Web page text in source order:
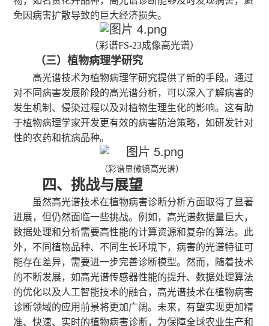
免因病害扩散导致的巨大经济损失。
（彩谱FS-23成像高光谱）
（三）植物病理学研究
高光谱技术为植物病理学研究提供了新的手段。通过
对不同病害发展阶段的高光谱分析，可以深入了解病害的
发生机制、侵染过程以及对植物生理生化的影响。这有助
于植物病理学家开发更有效的病害防治策略，如研发针对
性的农药和抗病品种。
（彩谱显微镜高光谱）
四、挑战与展望
虽然高光谱技术在植物病害诊断分析方面取得了显著
进展，但仍然面临一些挑战。例如，高光谱数据量巨大，
数据处理和分析需要高性能的计算资源和复杂的算法。此
外，不同植物品种、不同生长环境下，病害的光谱特征可
能存在差异，需要进一步完善诊断模型。然而，随着技术
的不断发展，如高光谱传感器性能的提升、数据处理算法
的优化以及人工智能技术的融合，高光谱技术在植物病害
诊断领域的应用前景将更加广阔。未来，有望实现更加精
准、快速、实时的植物病害诊断，为保障全球农业生产和